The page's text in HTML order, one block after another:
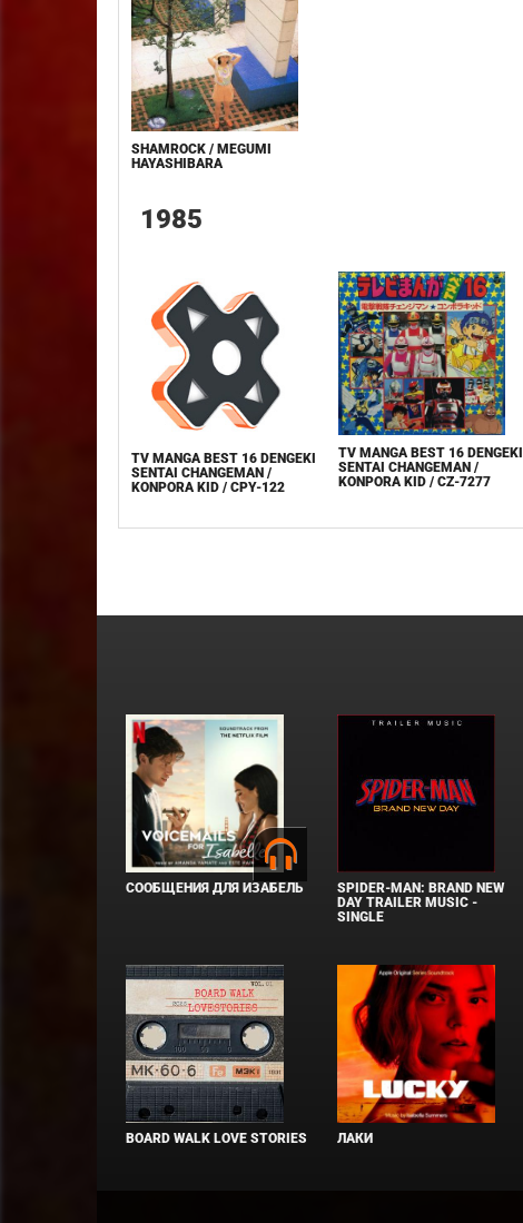
SHAMROCK / MEGUMI
HAYASHIBARA
1985
TV MANGA BEST 16 DENGEKI
SENTAI CHANGEMAN /
KONPORA KID / CPY-122
TV MANGA BEST 16 DENGEKI
SENTAI CHANGEMAN /
KONPORA KID / CZ-7277
СООБЩЕНИЯ ДЛЯ ИЗАБЕЛЬ
SPIDER-MAN: BRAND NEW
DAY TRAILER MUSIC -
SINGLE
BOARD WALK LOVE STORIES ЛАКИ